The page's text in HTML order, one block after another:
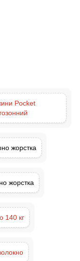
Pocket
жорстка
жорстка
140 кг